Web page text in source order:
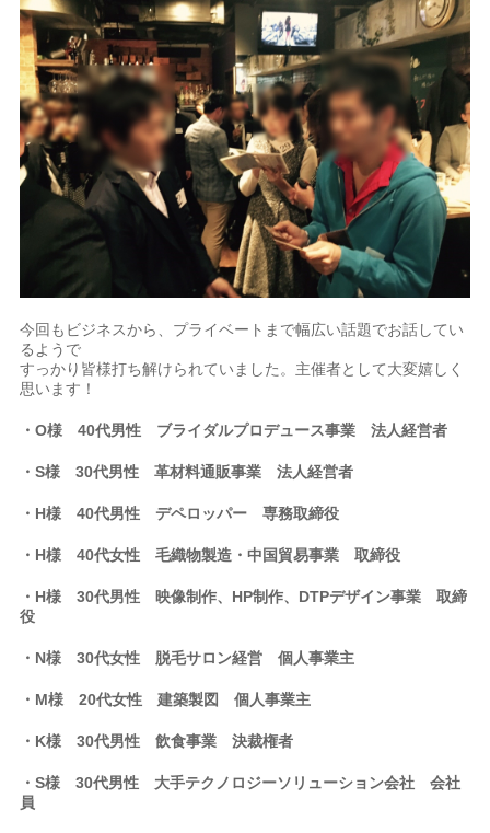
今回もビジネスから、プライベートまで幅広い話題でお話してい
るようで
すっかり皆様打ち解けられていました。主催者として大変嬉しく
思います！
・O様 40代男性 ブライダルプロデュース事業 法人経営者
・S様 30代男性 革材料通販事業 法人経営者
・H様 40代男性 デペロッパー 専務取締役
・H様 40代女性 毛織物製造・中国貿易事業 取締役
・H様 30代男性 映像制作、HP制作、DTPデザイン事業 取締
役
・N様 30代女性 脱毛サロン経営 個人事業主
・M様 20代女性 建築製図 個人事業主
・K様 30代男性 飲食事業 決裁権者
・S様 30代男性 大手テクノロジーソリューション会社 会社
員